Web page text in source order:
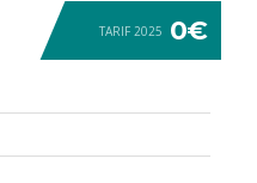
TARIF 2025 0€